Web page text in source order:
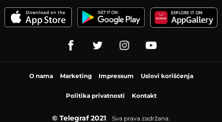
O nama Marketing Impressum Uslovi korišćenja
Politika privatnosti Kontakt
© Telegraf 2021 Sva prava zadržana.